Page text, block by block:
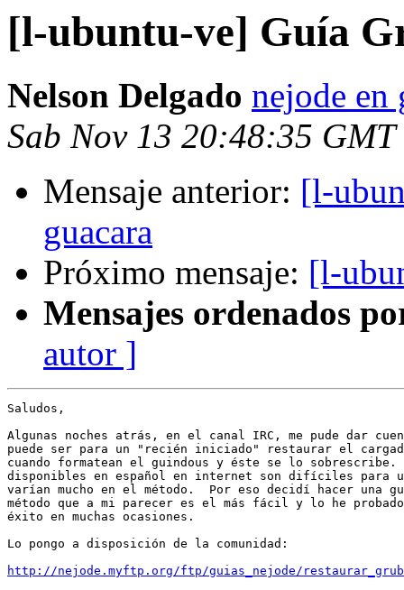
[l-ubuntu-ve] Guía
Nelson Delgado nejode en
Sab Nov 13 20:48:35 GMT
Mensaje anterior: [l-
guacara
Próximo mensaje: [l-
Mensajes ordenados
autor ]
Saludos,
Algunas noches atrás, en el canal IRC, me pude dar
puede ser para un "recién iniciado" restaurar el
cuando formatean el guindous y éste se lo sobrescribe.
disponibles en español en internet son difíciles para
varían mucho en el método.  Por eso decidí hacer una
método que a mi parecer es el más fácil y lo he probado
éxito en muchas ocasiones.
Lo pongo a disposición de la comunidad:
http://nejode.myftp.org/ftp/guias_nejode/